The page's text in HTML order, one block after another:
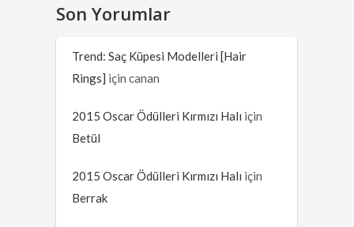
Son Yorumlar
Trend: Saç Küpesi Modelleri [Hair
Rings] içincanan
2015 Oscar Ödülleri Kırmızı Halı için
Betül
2015 Oscar Ödülleri Kırmızı Halı için
Berrak